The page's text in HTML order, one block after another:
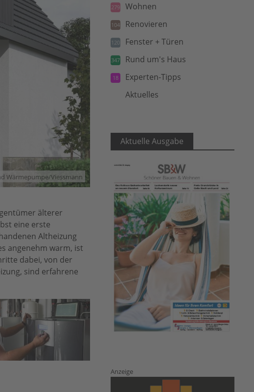
Wärmepumpe/Viessmann
älterer
eine erste
Altheizung
angenehm warm, ist
dabei, von der
sind erfahrene
279 Wohnen
104 Renovieren
120 Fenster + Türen
347 Rund um's Haus
18 Experten-Tipps
Aktuelles
Aktuelle Ausgabe
Anzeige